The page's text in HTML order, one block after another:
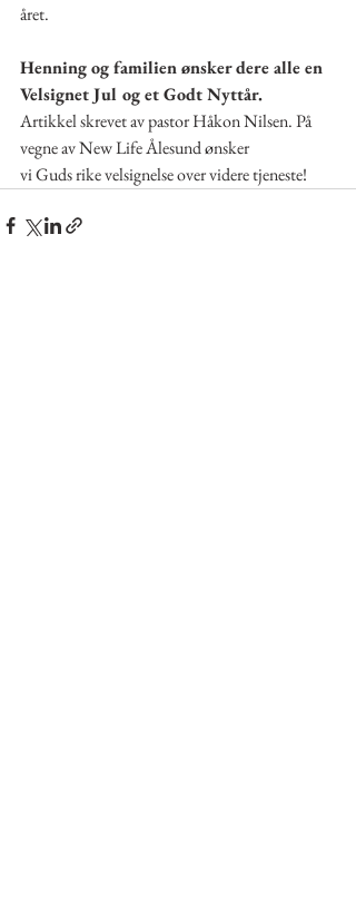
året.
Henning og familien ønsker dere alle en
Velsignet Jul og et Godt Nyttår.
Artikkel skrevet av pastor Håkon Nilsen. På
vegne av New Life Ålesund ønsker
vi Guds rike velsignelse over videre tjeneste!